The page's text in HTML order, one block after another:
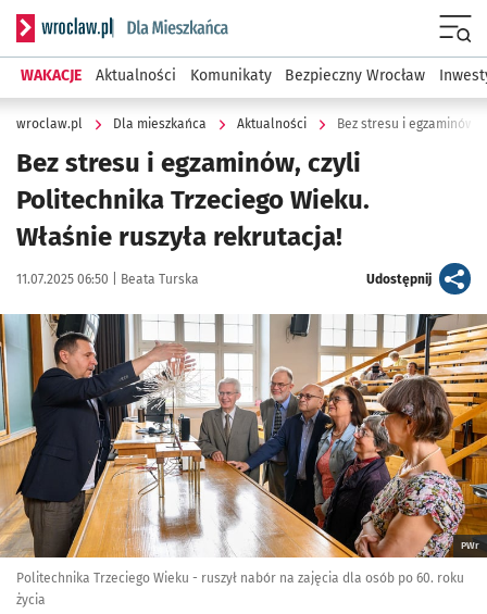
Serwis informacyjny wroclaw.pl podserwis: Dla mieszkańca
WAKACJE Aktualności Komunikaty Bezpieczny Wrocław
wroclaw.pl Dla mieszkańca Aktualności
Bez stresu i egzaminów, czyli
Politechnika Trzeciego Wieku.
Właśnie ruszyła rekrutacja!
Data publikacji:
11.07.2025 06:50 | Autor:
Beata Turska Udostępnijartykuł
Kliknij, aby powiększyć
PWr
Politechnika Trzeciego Wieku - ruszył nabór na zajęcia dla osób po 60. roku
życia